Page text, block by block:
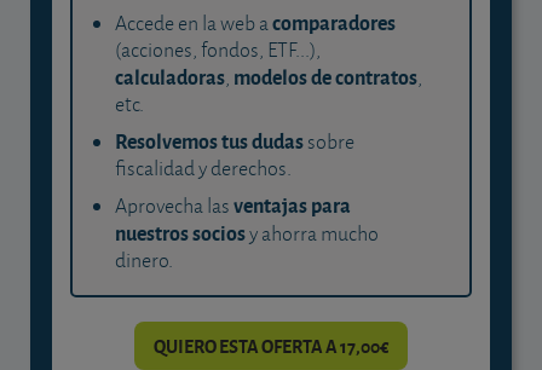
Accede en la web acomparadores
(acciones, fondos, ETF...),
calculadoras, modelos de contratos,
etc.
Resolvemos tus dudassobre
fiscalidad y derechos.
Aprovecha lasventajas para
nuestros sociosy ahorra mucho
dinero.
QUIERO ESTA OFERTA A 17,00€